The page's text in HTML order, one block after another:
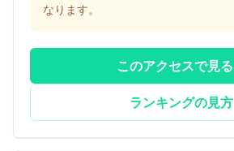
なります。
このアクセスで見る
ランキングの見方